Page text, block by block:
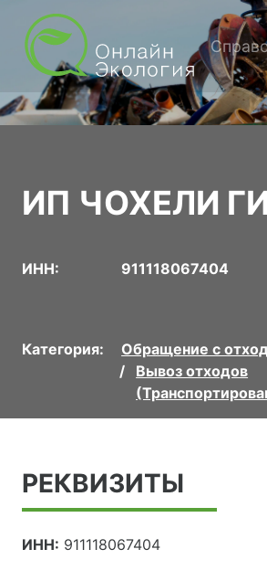
ИП ЧОХЕЛИ
ИНН: 911118067404
Категория:
Обращение с
Вывоз отходов
РЕКВИЗИТЫ
ИНН: 911118067404